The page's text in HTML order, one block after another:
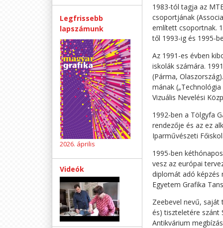
1983-tól tagja az
csoportjának
említett csoportnak.
től 1993-ig és 1995-
Az 1991-es évben
iskolák számára.
(Párma,
mának
Vizuális Nevelési
1992-ben a Tölgyfa
rendezője és az ez
Iparművészeti
1995-ben
vesz az európai
diplomát adó képzés
Egyetem Grafika
Zeebevel nevű, saját
és) tiszteletére szánt
Antikvárium
Legfrissebb
lapszámunk
2026. április
Videók